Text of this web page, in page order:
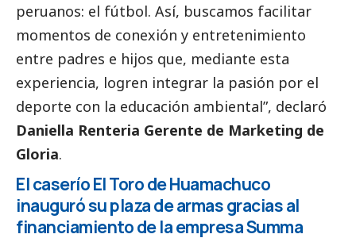
peruanos: el fútbol. Así, buscamos facilitar
momentos de conexión y entretenimiento
entre padres e hijos que, mediante esta
experiencia, logren integrar la pasión por el
deporte con la educación ambiental”, declaró
Daniella Renteria Gerente de Marketing de
Gloria.
El caserío El Toro de Huamachuco
inauguró su plaza de armas gracias al
financiamiento de la empresa Summa